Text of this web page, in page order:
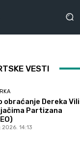
VESTI
obraćanje Dereka
Partizana
2026. 14:13